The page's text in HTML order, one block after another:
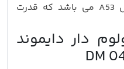
پردازنده هم از سری کورتکس A53 می باشد که قدرت
دار دایموند